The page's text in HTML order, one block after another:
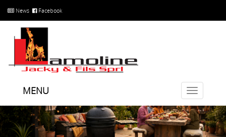
News Facebook
Toggle
MENU